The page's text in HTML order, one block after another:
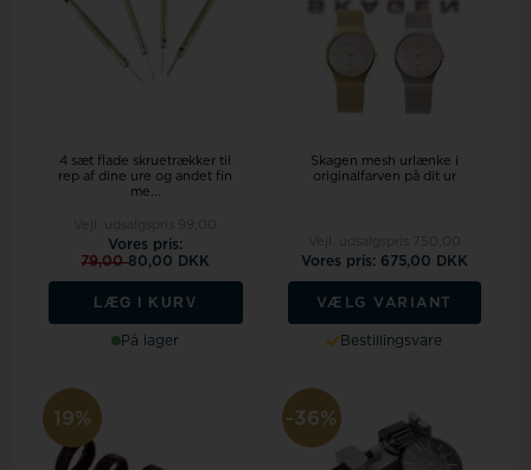
4 sæt flade skruetrækker til
rep af dine ure og andet fin
me...
Vores pris:
79,0080,00 DKK
LÆG I KURV
På lager
Skagen mesh urlænke i
originalfarven på dit ur
Vores pris: 675,00 DKK
VÆLG VARIANT
Bestillingsvare
19% -36%